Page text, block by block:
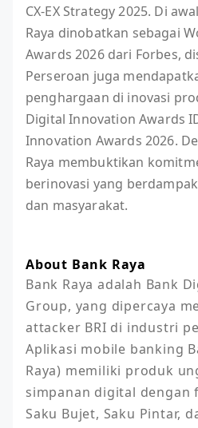
CX-EX Strategy 2025. Di
Raya dinobatkan sebagai
Awards 2026 dari Forbes,
Perseroan juga
penghargaan di inovasi
Digital Innovation Awards
Innovation Awards 2026.
Raya membuktikan
berinovasi yang
dan masyarakat.
About Bank Raya
Bank Raya adalah Bank
Group, yang dipercaya
attacker BRI di industri
Aplikasi mobile banking
Raya) memiliki produk
simpanan digital dengan
Saku Bujet, Saku Pintar,